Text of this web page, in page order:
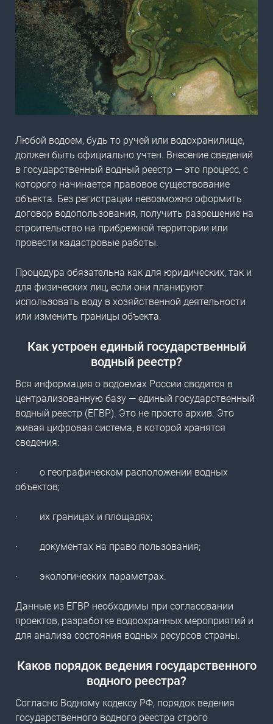
Любой водоем, будь то ручей или водохранилище,
должен быть официально учтен. Внесение сведений
в государственный водный реестр — это процесс, с
которого начинается правовое существование
объекта. Без регистрации невозможно оформить
договор водопользования, получить разрешение на
строительство на прибрежной территории или
провести кадастровые работы.
Процедура обязательна как для юридических, так и
для физических лиц, если они планируют
использовать воду в хозяйственной деятельности
или изменить границы объекта.
Как устроен единый государственный
водный реестр?
Вся информация о водоемах России сводится в
централизованную базу — единый государственный
водный реестр (ЕГВР). Это не просто архив. Это
живая цифровая система, в которой хранятся
сведения:
·
о географическом расположении водных
объектов;
· их границах и площадях;
· документах на право пользования;
· экологических параметрах.
Данные из ЕГВР необходимы при согласовании
проектов, разработке водоохранных мероприятий и
для анализа состояния водных ресурсов страны.
Каков порядок ведения государственного
водного реестра?
Согласно Водному кодексу РФ, порядок ведения
государственного водного реестра строго